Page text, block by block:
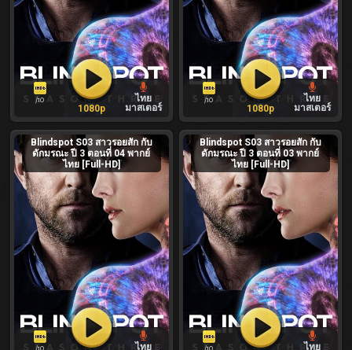
/10
ไทย
มาสเตอร์
1080p
/10
ไทย
มาสเตอร์
1080p
Blindspot S03 สาวรอยสัก กับ
ดักมรณะ ปี 3 ตอนที่ 04 พากย์
ไทย [Full-HD]
ไทย
Blindspot S03 สาวรอยสัก กับ
ดักมรณะ ปี 3 ตอนที่ 03 พากย์
ไทย [Full-HD]
ไทย